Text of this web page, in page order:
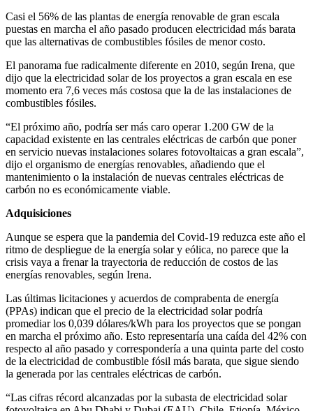
Casi el 56% de las plantas de energía renovable de gran escala
puestas en marcha el año pasado producen electricidad más barata
que las alternativas de combustibles fósiles de menor costo.
El panorama fue radicalmente diferente en 2010, según Irena, que
dijo que la electricidad solar de los proyectos a gran escala en ese
momento era 7,6 veces más costosa que la de las instalaciones de
combustibles fósiles.
“El próximo año, podría ser más caro operar 1.200 GW de la
capacidad existente en las centrales eléctricas de carbón que poner
en servicio nuevas instalaciones solares fotovoltaicas a gran escala”,
dijo el organismo de energías renovables, añadiendo que el
mantenimiento o la instalación de nuevas centrales eléctricas de
carbón no es económicamente viable.
Adquisiciones
Aunque se espera que la pandemia del Covid-19 reduzca este año el
ritmo de despliegue de la energía solar y eólica, no parece que la
crisis vaya a frenar la trayectoria de reducción de costos de las
energías renovables, según Irena.
Las últimas licitaciones y acuerdos de comprabenta de energía
(PPAs) indican que el precio de la electricidad solar podría
promediar los 0,039 dólares/kWh para los proyectos que se pongan
en marcha el próximo año. Esto representaría una caída del 42% con
respecto al año pasado y correspondería a una quinta parte del costo
de la electricidad de combustible fósil más barata, que sigue siendo
la generada por las centrales eléctricas de carbón.
“Las cifras récord alcanzadas por la subasta de electricidad solar